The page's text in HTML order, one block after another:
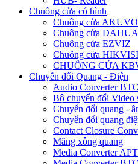
Chuông cửa có hình
Chuông cửa
Chuông cửa DAHUA
Chuông cửa EZVIZ
Chuông cửa
CHUÔNG CỬA
Chuyển đổi Quang - Điện
Audio Converter
Bộ chuyển đổi Video
Chuyển đổi quang -
Chuyển đổi quang
Contact Closure
Măng xông quang
Media Converter